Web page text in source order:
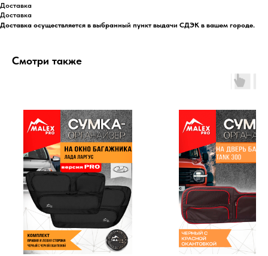
Доставка
Доставка
Доставка осуществляется в выбранный пункт выдачи СДЭК в вашем городе.
Смотри также